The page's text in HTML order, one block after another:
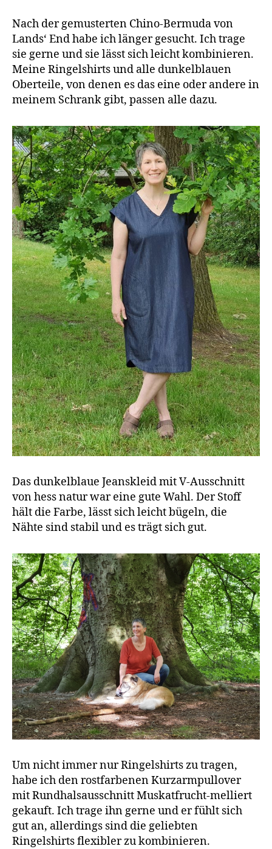
Nach der gemusterten Chino-Bermuda von
Lands‘ End habe ich länger gesucht. Ich trage
sie gerne und sie lässt sich leicht kombinieren.
Meine Ringelshirts und alle dunkelblauen
Oberteile, von denen es das eine oder andere in
meinem Schrank gibt, passen alle dazu.
Das dunkelblaue Jeanskleid mit V-Ausschnitt
von hess natur war eine gute Wahl. Der Stoff
hält die Farbe, lässt sich leicht bügeln, die
Nähte sind stabil und es trägt sich gut.
Um nicht immer nur Ringelshirts zu tragen,
habe ich den rostfarbenen Kurzarmpullover
mit Rundhalsausschnitt Muskatfrucht-melliert
gekauft. Ich trage ihn gerne und er fühlt sich
gut an, allerdings sind die geliebten
Ringelshirts flexibler zu kombinieren.